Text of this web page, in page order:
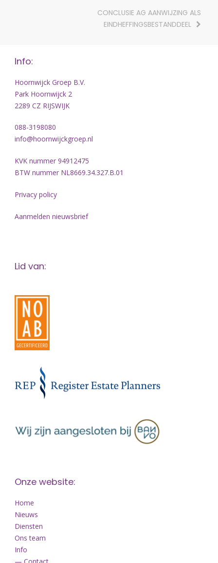
CONCLUSIE AG AANWIJZING ALS
EINDHEFFINGSBESTANDDEEL
Info:
Hoornwijck Groep B.V.
Park Hoornwijck 2
2289 CZ RIJSWIJK
088-3198080
info@hoornwijckgroep.nl
KVK nummer 94912475
BTW nummer NL8669.34.327.B.01
Privacy policy
Aanmelden nieuwsbrief
Lid van:
Onze website:
Home
Nieuws
Diensten
Ons team
Info